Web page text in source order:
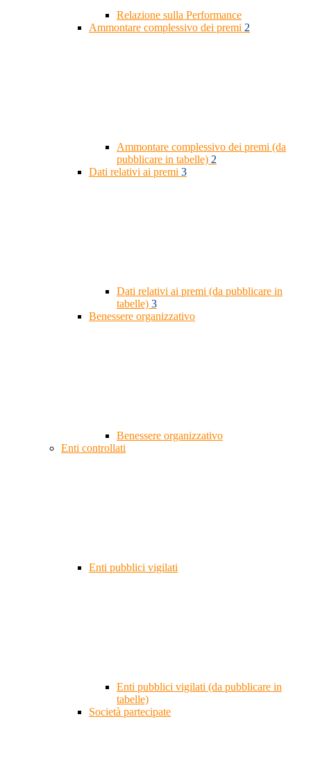
Relazione sulla Performance
Ammontare complessivo dei premi 2
Ammontare complessivo dei premi (da
pubblicare in tabelle) 2
Dati relativi ai premi 3
Dati relativi ai premi (da pubblicare in
tabelle) 3
Benessere organizzativo
Benessere organizzativo
Enti controllati
Enti pubblici vigilati
Enti pubblici vigilati (da pubblicare in
tabelle)
Società partecipate